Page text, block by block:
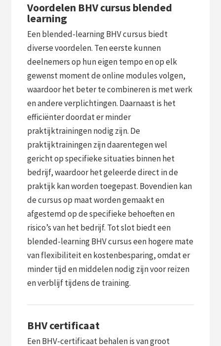
Voordelen BHV cursus blended
learning
Een blended-learning BHV cursus biedt
diverse voordelen. Ten eerste kunnen
deelnemers op hun eigen tempo en op elk
gewenst moment de online modules volgen,
waardoor het beter te combineren is met werk
en andere verplichtingen. Daarnaast is het
efficiënter doordat er minder
praktijktrainingen nodig zijn. De
praktijktrainingen zijn daarentegen wel
gericht op specifieke situaties binnen het
bedrijf, waardoor het geleerde direct in de
praktijk kan worden toegepast. Bovendien kan
de cursus op maat worden gemaakt en
afgestemd op de specifieke behoeften en
risico’s van het bedrijf. Tot slot biedt een
blended-learning BHV cursus een hogere mate
van flexibiliteit en kostenbesparing, omdat er
minder tijd en middelen nodig zijn voor reizen
en verblijf tijdens de training.
BHV certificaat
Een BHV-certificaat behalen is van groot